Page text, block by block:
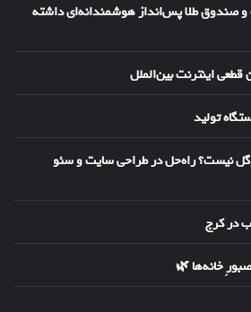
و صندوق طلا پس‌انداز هوشمندانه‌ای داشته
اینترنت بین‌الملل
تولید
نیست؟ راه‌حل در طراحی سایت و سئو
در کرج
خانه‌ها 🌿